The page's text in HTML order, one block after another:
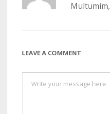
LEAVE A COMMENT